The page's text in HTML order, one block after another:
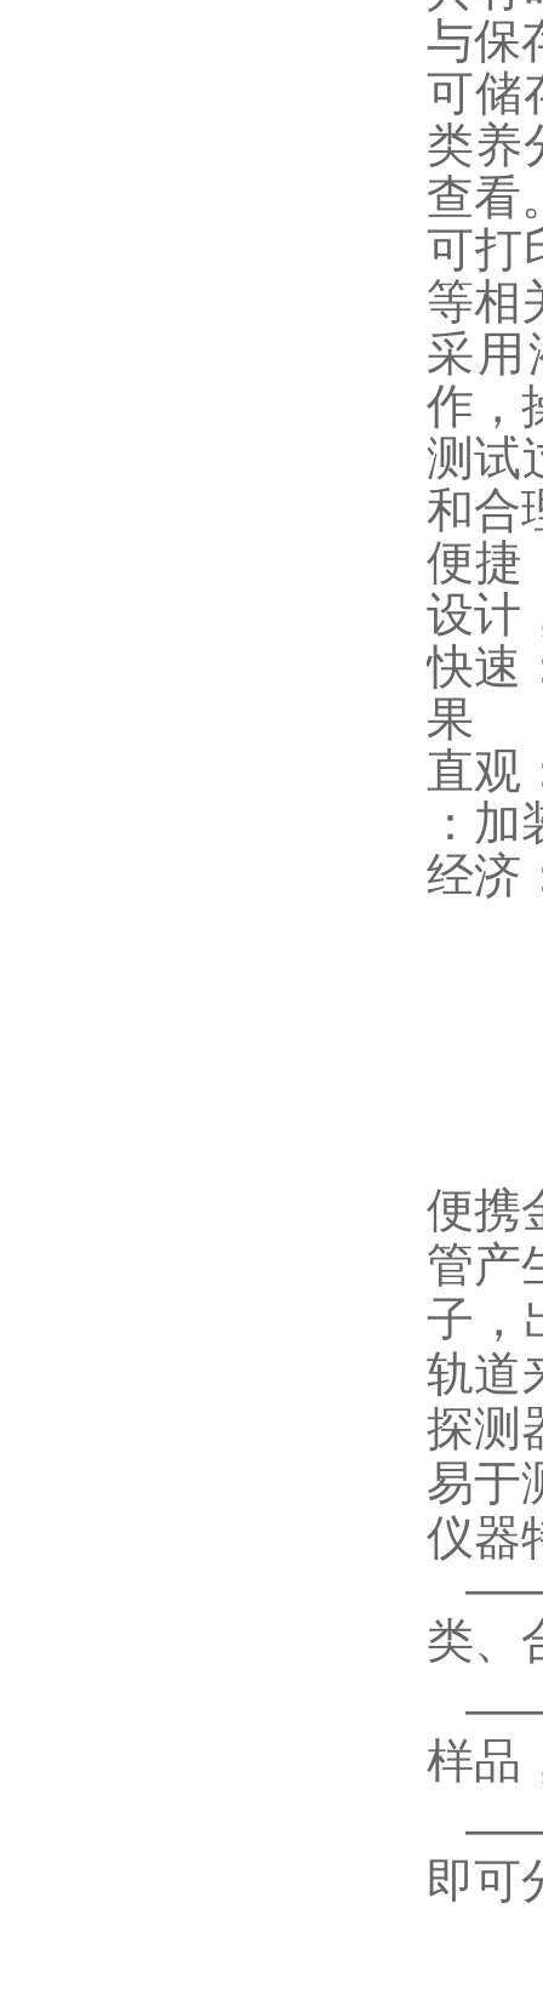
与保
可储
类养
查看
可打
等相
采用
作，
测试
和合
便捷
设计
快速
果
直观
：
经济
便携
管产
子，
轨道
探测
易于
仪器
——
类、
——
样品
——
即可